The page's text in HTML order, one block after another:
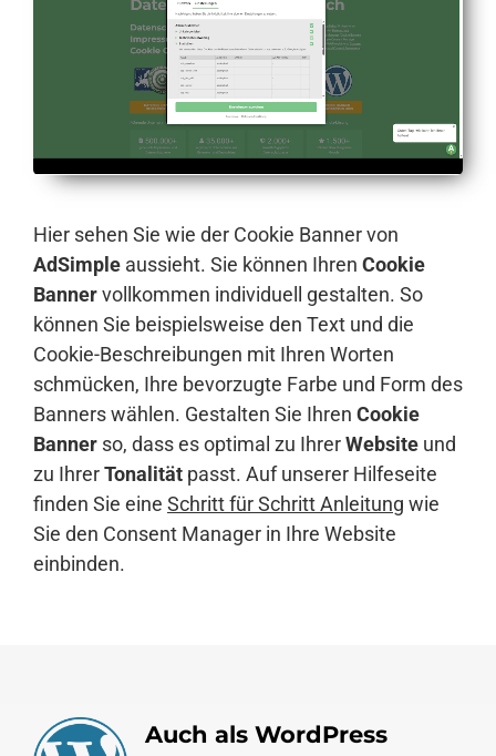
Hier sehen Sie wie der Cookie Banner von
AdSimple aussieht. Sie können Ihren Cookie
Bannervollkommen individuell gestalten. So
können Sie beispielsweise den Text und die
Cookie-Beschreibungen mit Ihren Worten
schmücken, Ihre bevorzugte Farbe und Form des
Banners wählen. Gestalten Sie Ihren Cookie
Banner so, dass es optimal zu IhrerWebsite und
zu IhrerTonalität passt. Auf unserer Hilfeseite
finden Sie eine Schritt für Schritt Anleitung wie
Sie den Consent Manager in Ihre Website
einbinden.
Auch als WordPress